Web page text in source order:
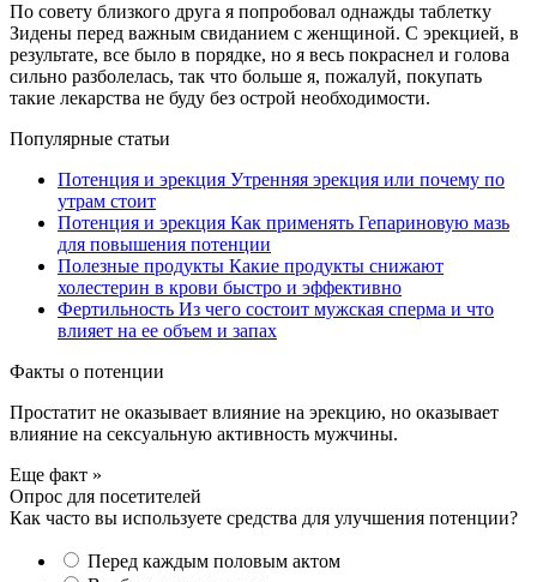
По совету близкого друга я попробовал однажды таблетку
Зидены перед важным свиданием с женщиной. С эрекцией, в
результате, все было в порядке, но я весь покраснел и голова
сильно разболелась, так что больше я, пожалуй, покупать
такие лекарства не буду без острой необходимости.
Популярные статьи
Потенция и эрекция Утренняя эрекция или почему по
утрам стоит
Потенция и эрекция Как применять Гепариновую мазь
для повышения потенции
Полезные продукты Какие продукты снижают
холестерин в крови быстро и эффективно
Фертильность Из чего состоит мужская сперма и что
влияет на ее объем и запах
Факты о потенции
Простатит не оказывает влияние на эрекцию, но оказывает
влияние на сексуальную активность мужчины.
Еще факт »
Опрос для посетителей
Как часто вы используете средства для улучшения потенции?
Перед каждым половым актом